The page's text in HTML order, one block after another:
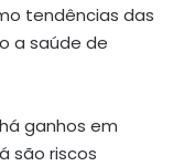
tendências das
a saúde de
ganhos em
são riscos